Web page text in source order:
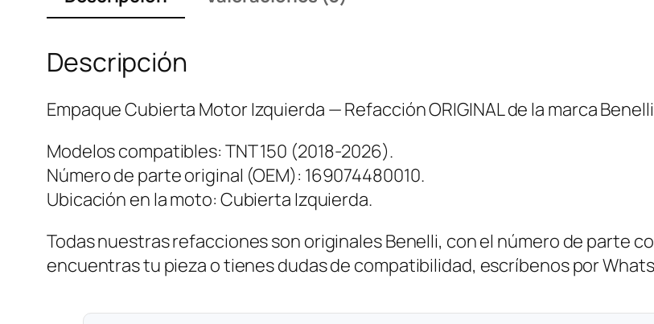
Descripción
Empaque Cubierta Motor Izquierda — Refacción ORIGINAL de la marca
Modelos compatibles: TNT 150 (2018-2026).
Número de parte original (OEM): 169074480010.
Ubicación en la moto: Cubierta Izquierda.
Todas nuestras refacciones son originales Benelli, con el número de parte
encuentras tu pieza o tienes dudas de compatibilidad, escríbenos por